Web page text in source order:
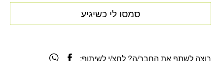
סמסו לי כשיגיע
רוצה לשתף את החבר/ה? לחצ/י לשיתוף: